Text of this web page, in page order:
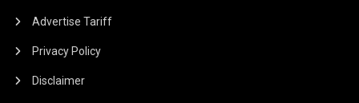
Advertise Tariff
Privacy Policy
Disclaimer